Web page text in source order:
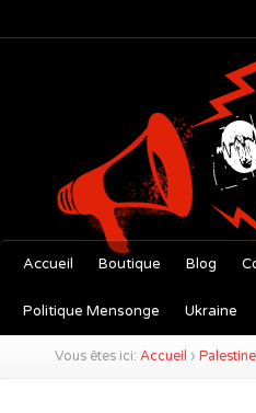
Accueil Boutique Blog
Politique Mensonge Ukraine
Vous êtes ici: Accueil › Palestine